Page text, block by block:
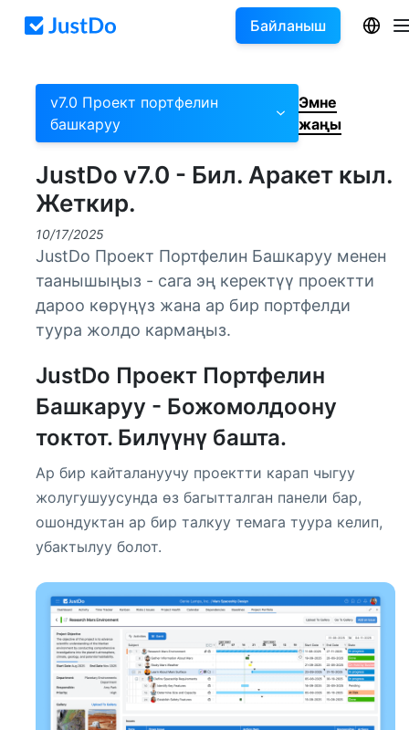
Байланыш
v7.0 Проект портфелин
башкаруу
Эмне
жаңы
JustDo v7.0 - Бил. Аракет кыл.
Жеткир.
10/17/2025
JustDo Проект Портфелин Башкаруу менен
таанышыңыз - сага эң керектүү проектти
дароо көрүңүз жана ар бир портфелди
туура жолдо кармаңыз.
JustDo Проект Портфелин
Башкаруу - Божомолдоону
токтот. Билүүнү башта.
Ар бир кайталануучу проектти карап чыгуу
жолугушуусунда өз багытталган панели бар,
ошондуктан ар бир талкуу темага туура келип,
убактылуу болот.